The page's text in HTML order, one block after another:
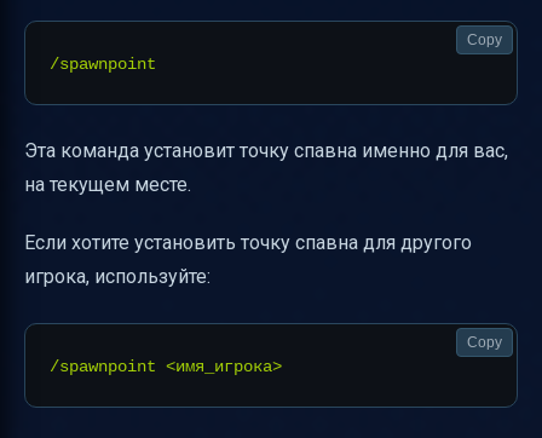
Copy
Эта команда установит точку спавна именно для вас,
на текущем месте.
Если хотите установить точку спавна для другого
игрока, используйте:
Copy